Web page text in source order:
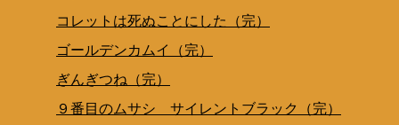
コレットは死ぬことにした（完）
ゴールデンカムイ（完）
ぎんぎつね（完）
９番目のムサシ サイレントブラック（完）